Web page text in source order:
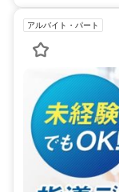
アルバイト・パート